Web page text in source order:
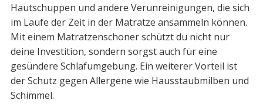
Hautschuppen und andere Verunreinigungen, die sich
im Laufe der Zeit in der Matratze ansammeln können.
Mit einem Matratzenschoner schützt du nicht nur
deine Investition, sondern sorgst auch für eine
gesündere Schlafumgebung. Ein weiterer Vorteil ist
der Schutz gegen Allergene wie Hausstaubmilben und
Schimmel.